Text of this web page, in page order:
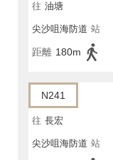
往 油塘
尖沙咀海防道 站
距離 180m
N241
往 長宏
尖沙咀海防道 站